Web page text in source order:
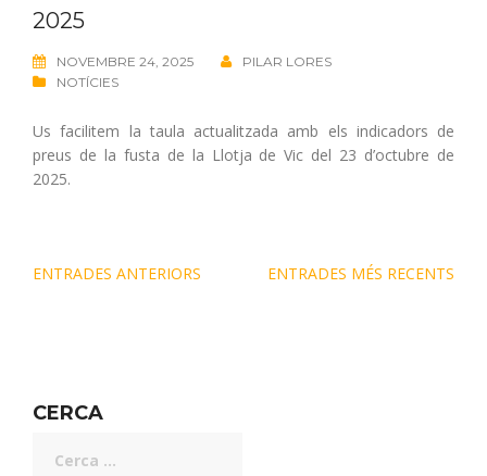
2025
NOVEMBRE 24, 2025
PILAR LORES
NOTÍCIES
Us facilitem la taula actualitzada amb els indicadors de
preus de la fusta de la Llotja de Vic del 23 d’octubre de
2025.
ENTRADES ANTERIORS ENTRADES MÉS RECENTS
CERCA